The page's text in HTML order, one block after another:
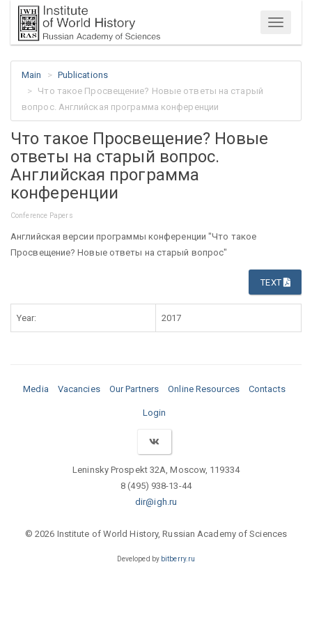
Menu
Main
Publications
Что такое Просвещение? Новые ответы на старый
вопрос. Английская программа конференции
Что такое Просвещение? Новые
ответы на старый вопрос.
Английская программа
конференции
Conference Papers
Английская версии программы конференции "Что такое
Просвещение? Новые ответы на старый вопрос"
TEXT
Year: 2017
Media Vacancies Our Partners Online Resources Contacts
Login
Leninsky Prospekt 32A, Moscow, 119334
8 (495) 938-13-44
dir@igh.ru
© 2026 Institute of World History, Russian Academy of Sciences
Developed by bitberry.ru